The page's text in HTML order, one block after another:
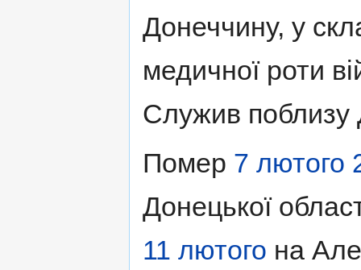
Донеччину, у
медичної роти
Служив поблизу
Помер 7 лютого
Донецької
11 лютого на